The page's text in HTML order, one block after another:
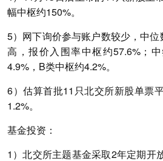
幅中枢约150%。
5）网下询价参与账户数较少，中
高，报价入围率中枢约57.6%；
4.9%，B类中枢约4.2%。
6）估算首批11只北交所新股单票
1.2%。
基金投资：
1）北交所主题基金采取2年定期开